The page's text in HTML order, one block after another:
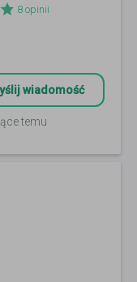
8 opinii
wiadomość
temu